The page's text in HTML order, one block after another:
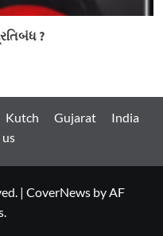
?
Kutch Gujarat
India
| CoverNews by AF